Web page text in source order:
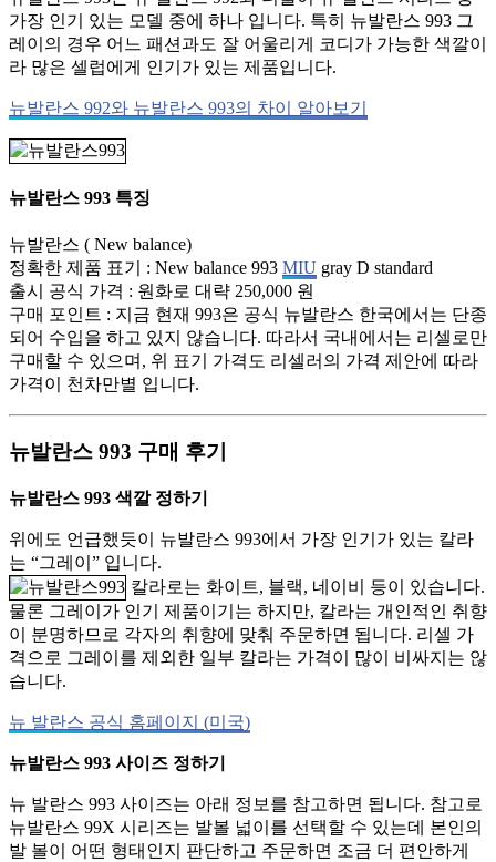
가장 인기 있는 모델 중에 하나 입니다. 특히 뉴발란스 993 그
레이의 경우 어느 패션과도 잘 어울리게 코디가 가능한 색깔이
라 많은 셀럽에게 인기가 있는 제품입니다.
뉴발란스 992와 뉴발란스 993의 차이 알아보기
뉴발란스 993 특징
뉴발란스 ( New balance)
정확한 제품 표기 : New balance 993 MIU gray D standard
출시 공식 가격 : 원화로 대략 250,000 원
구매 포인트 : 지금 현재 993은 공식 뉴발란스 한국에서는 단종
되어 수입을 하고 있지 않습니다. 따라서 국내에서는 리셀로만
구매할 수 있으며, 위 표기 가격도 리셀러의 가격 제안에 따라
가격이 천차만별 입니다.
뉴발란스 993 구매 후기
뉴발란스 993 색깔 정하기
위에도 언급했듯이 뉴발란스 993에서 가장 인기가 있는 칼라
는 “그레이” 입니다.
칼라로는 화이트, 블랙, 네이비 등이 있습니다.
물론 그레이가 인기 제품이기는 하지만, 칼라는 개인적인 취향
이 분명하므로 각자의 취향에 맞춰 주문하면 됩니다. 리셀 가
격으로 그레이를 제외한 일부 칼라는 가격이 많이 비싸지는 않
습니다.
뉴 발란스 공식 홈페이지 (미국)
뉴발란스 993 사이즈 정하기
뉴 발란스 993 사이즈는 아래 정보를 참고하면 됩니다. 참고로
뉴발란스 99X 시리즈는 발볼 넓이를 선택할 수 있는데 본인의
발 볼이 어떤 형태인지 판단하고 주문하면 조금 더 편안하게